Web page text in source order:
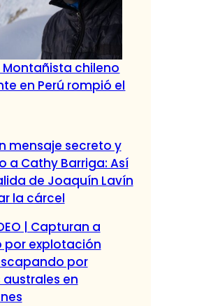
chileno
en Perú rompió el
mensaje secreto y
a Cathy Barriga: Así
de Joaquín Lavín
la cárcel
| Capturan a
por explotación
por
en